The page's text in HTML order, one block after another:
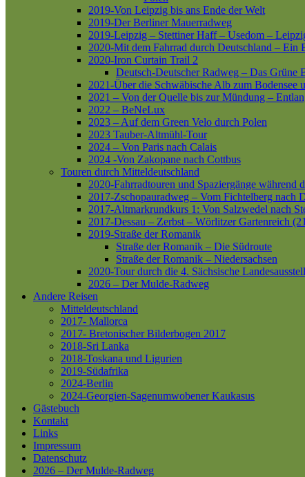
2019-Von Leipzig bis ans Ende der Welt
2019-Der Berliner Mauerradweg
2019-Leipzig – Stettiner Haff – Usedom –
2020-Mit dem Fahrrad durch Deutschland – Ein
2020-Iron Curtain Trail 2
Deutsch-Deutscher Radweg – Das Grüne
2021-Über die Schwäbische Alb zum Bodensee
2021 – Von der Quelle bis zur Mündung –
2022 – BeNeLux
2023 – Auf dem Green Velo durch Polen
2023 Tauber-Altmühl-Tour
2024 – Von Paris nach Calais
2024 -Von Zakopane nach Cottbus
Touren durch Mitteldeutschland
2020-Fahrradtouren und Spaziergänge während
2017-Zschopauradweg – Vom Fichtelberg nach
2017-Altmarkrundkurs 1: Von Salzwedel nach
2017-Dessau – Zerbst – Wörlitzer Gartenreich
2019-Straße der Romanik
Straße der Romanik – Die Südroute
Straße der Romanik – Niedersachsen
2020-Tour durch die 4. Sächsische
2026 – Der Mulde-Radweg
Andere Reisen
Mitteldeutschland
2017- Mallorca
2017- Bretonischer Bilderbogen 2017
2018-Sri Lanka
2018-Toskana und Ligurien
2019-Südafrika
2024-Berlin
2024-Georgien-Sagenumwobener Kaukasus
Gästebuch
Kontakt
Links
Impressum
Datenschutz
2026 – Der Mulde-Radweg